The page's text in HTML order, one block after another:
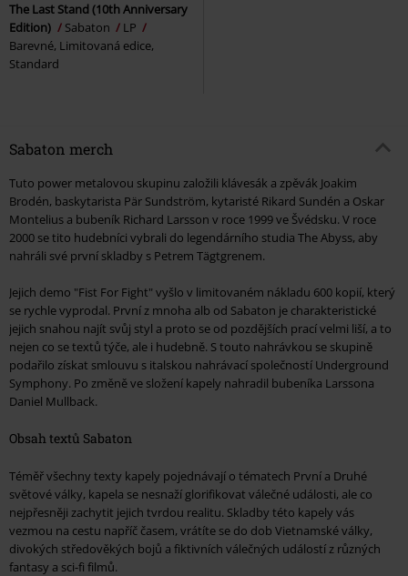
The Last Stand (10th Anniversary
Edition)
Sabaton
LP
Barevné, Limitovaná edice,
Standard
Sabaton merch
Tuto power metalovou skupinu založili klávesák a zpěvák Joakim
Brodén, baskytarista Pär Sundström, kytaristé Rikard Sundén a Oskar
Montelius a bubeník Richard Larsson v roce 1999 ve Švédsku. V roce
2000 se tito hudebníci vybrali do legendárního studia The Abyss, aby
nahráli své první skladby s Petrem Tägtgrenem.
Jejich demo "Fist For Fight" vyšlo v limitovaném nákladu 600 kopií, který
se rychle vyprodal. První z mnoha alb od Sabaton je charakteristické
jejich snahou najít svůj styl a proto se od pozdějších prací velmi liší, a to
nejen co se textů týče, ale i hudebně. S touto nahrávkou se skupině
podařilo získat smlouvu s italskou nahrávací společností Underground
Symphony. Po změně ve složení kapely nahradil bubeníka Larssona
Daniel Mullback.
Obsah textů Sabaton
Téměř všechny texty kapely pojednávají o tématech První a Druhé
světové války, kapela se nesnaží glorifikovat válečné události, ale co
nejpřesněji zachytit jejich tvrdou realitu. Skladby této kapely vás
vezmou na cestu napříč časem, vrátíte se do dob Vietnamské války,
divokých středověkých bojů a fiktivních válečných událostí z různých
fantasy a sci-fi filmů.